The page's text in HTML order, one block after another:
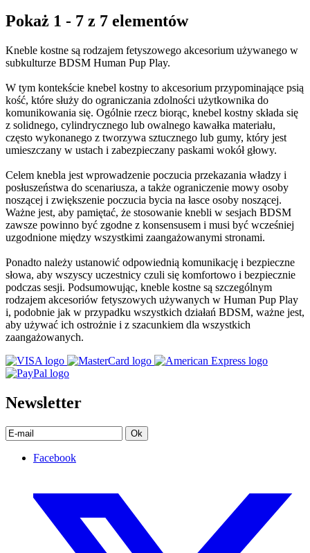
Pokaż 1 - 7 z 7 elementów
Kneble kostne są rodzajem fetyszowego akcesorium używanego w
subkulturze BDSM Human Pup Play.
W tym kontekście knebel kostny to akcesorium przypominające psią
kość, które służy do ograniczania zdolności użytkownika do
komunikowania się. Ogólnie rzecz biorąc, knebel kostny składa się
z solidnego, cylindrycznego lub owalnego kawałka materiału,
często wykonanego z tworzywa sztucznego lub gumy, który jest
umieszczany w ustach i zabezpieczany paskami wokół głowy.
Celem knebla jest wprowadzenie poczucia przekazania władzy i
posłuszeństwa do scenariusza, a także ograniczenie mowy osoby
noszącej i zwiększenie poczucia bycia na łasce osoby noszącej.
Ważne jest, aby pamiętać, że stosowanie knebli w sesjach BDSM
zawsze powinno być zgodne z konsensusem i musi być wcześniej
uzgodnione między wszystkimi zaangażowanymi stronami.
Ponadto należy ustanowić odpowiednią komunikację i bezpieczne
słowa, aby wszyscy uczestnicy czuli się komfortowo i bezpiecznie
podczas sesji. Podsumowując, kneble kostne są szczególnym
rodzajem akcesoriów fetyszowych używanych w Human Pup Play
i, podobnie jak w przypadku wszystkich działań BDSM, ważne jest,
aby używać ich ostrożnie i z szacunkiem dla wszystkich
zaangażowanych.
Newsletter
Ok
Facebook